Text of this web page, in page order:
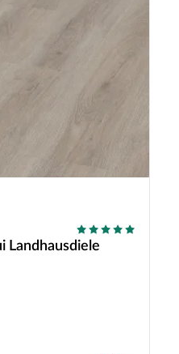
Landhausdiele